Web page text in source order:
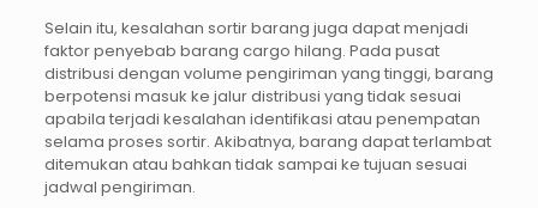
Selain itu, kesalahan sortir barang juga dapat menjadi
faktor penyebab barang cargo hilang. Pada pusat
distribusi dengan volume pengiriman yang tinggi, barang
berpotensi masuk ke jalur distribusi yang tidak sesuai
apabila terjadi kesalahan identifikasi atau penempatan
selama proses sortir. Akibatnya, barang dapat terlambat
ditemukan atau bahkan tidak sampai ke tujuan sesuai
jadwal pengiriman.